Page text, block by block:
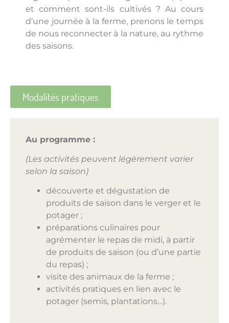
et comment sont-ils cultivés ? Au cours
d’une journée à la ferme, prenons le temps
de nous reconnecter à la nature, au rythme
des saisons.
Modalités pratiques
Au programme :
(Les activités peuvent légèrement varier
selon la saison)
découverte et dégustation de
produits de saison dans le verger et le
potager ;
préparations culinaires pour
agrémenter le repas de midi, à partir
de produits de saison (ou d’une partie
du repas) ;
visite des animaux de la ferme ;
activités pratiques en lien avec le
potager (semis, plantations…).